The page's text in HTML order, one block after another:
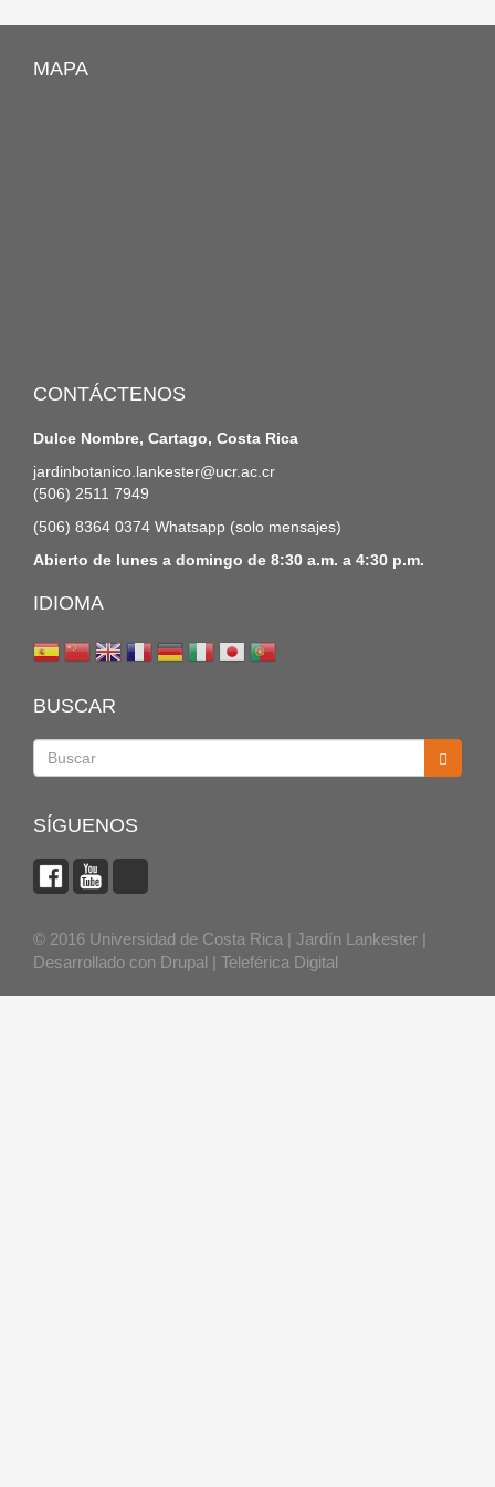
MAPA
CONTÁCTENOS
Dulce Nombre, Cartago, Costa Rica
jardinbotanico.lankester@ucr.ac.cr
(506) 2511 7949
(506) 8364 0374 Whatsapp (solo mensajes)
Abierto de lunes a domingo de 8:30 a.m. a 4:30 p.m.
IDIOMA
BUSCAR
SÍGUENOS
© 2016 Universidad de Costa Rica | Jardín Lankester |
Desarrollado con Drupal | Teleférica Digital